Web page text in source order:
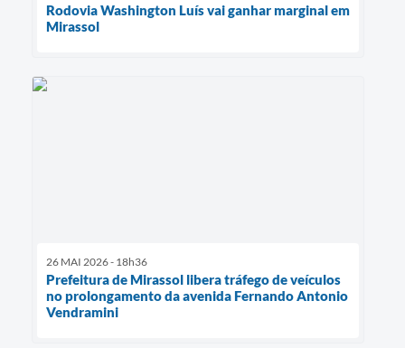
Rodovia Washington Luís vai ganhar marginal em
Mirassol
26 MAI 2026 - 18h36
Prefeitura de Mirassol libera tráfego de veículos
no prolongamento da avenida Fernando Antonio
Vendramini